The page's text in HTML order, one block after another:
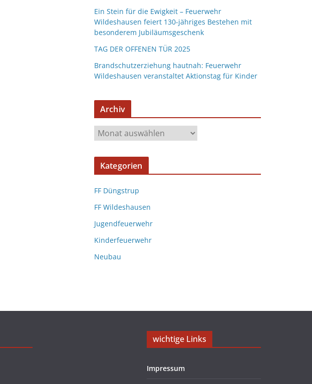
Ein Stein für die Ewigkeit – Feuerwehr
Wildeshausen feiert 130-jähriges Bestehen mit
besonderem Jubiläumsgeschenk
TAG DER OFFENEN TÜR 2025
Brandschutzerziehung hautnah: Feuerwehr
Wildeshausen veranstaltet Aktionstag für Kinder
Archiv
Kategorien
FF Düngstrup
FF Wildeshausen
Jugendfeuerwehr
Kinderfeuerwehr
Neubau
wichtige Links
Impressum